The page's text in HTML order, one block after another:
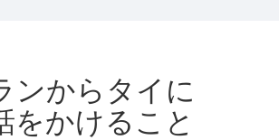
ンからタイに
をかけること